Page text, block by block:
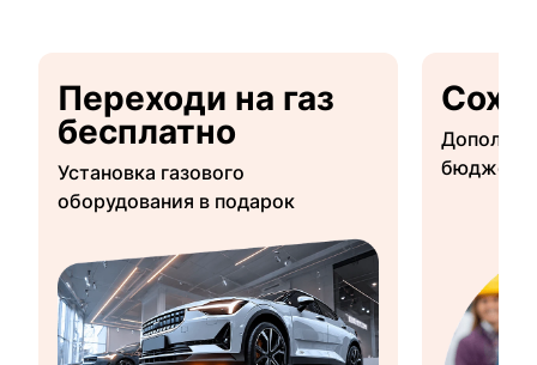
Переходи на газ
бесплатно
Установка газового
оборудования в подарок